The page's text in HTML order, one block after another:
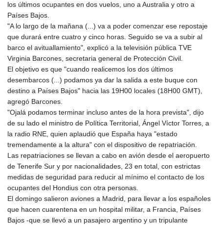
los últimos ocupantes en dos vuelos, uno a Australia y otro a
Países Bajos.
"A lo largo de la mañana (...) va a poder comenzar ese repostaje
que durará entre cuatro y cinco horas. Seguido se va a subir al
barco el avituallamiento", explicó a la televisión pública TVE
Virginia Barcones, secretaria general de Protección Civil.
El objetivo es que "cuando realicemos los dos últimos
desembarcos (...) podamos ya dar la salida a este buque con
destino a Países Bajos" hacia las 19H00 locales (18H00 GMT),
agregó Barcones.
"Ojalá podamos terminar incluso antes de la hora prevista", dijo
de su lado el ministro de Política Territorial, Ángel Víctor Torres, a
la radio RNE, quien aplaudió que España haya "estado
tremendamente a la altura" con el dispositivo de repatriación.
Las repatriaciones se llevan a cabo en avión desde el aeropuerto
de Tenerife Sur y por nacionalidades, 23 en total, con estrictas
medidas de seguridad para reducir al mínimo el contacto de los
ocupantes del Hondius con otra personas.
El domingo salieron aviones a Madrid, para llevar a los españoles
que hacen cuarentena en un hospital militar, a Francia, Países
Bajos -que se llevó a un pasajero argentino y un tripulante